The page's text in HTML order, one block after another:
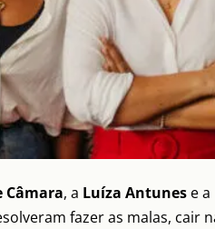
Câmara, a Luíza Antunes e a
fazer as malas, cair